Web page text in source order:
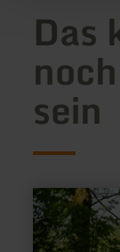
Das
sein
mehr
erfahren
zu:
Trockenschäden